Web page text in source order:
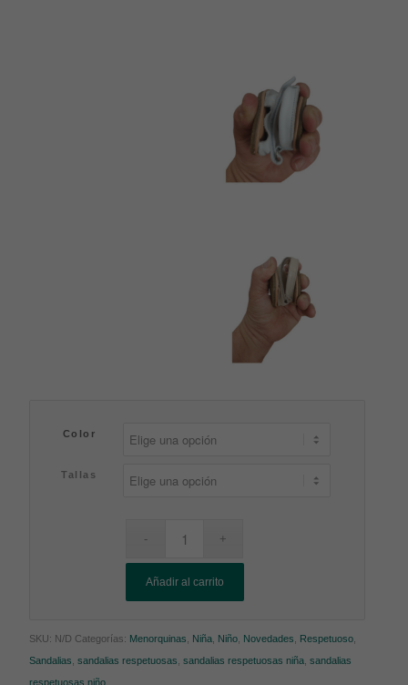
Color
Tallas
Añadir al carrito
SKU: N/D Categorías: Menorquinas Niña Niño Novedades Respetuoso
Sandalias ,sandalias respetuosas ,sandalias respetuosas niña ,sandalias
respetuosas niño